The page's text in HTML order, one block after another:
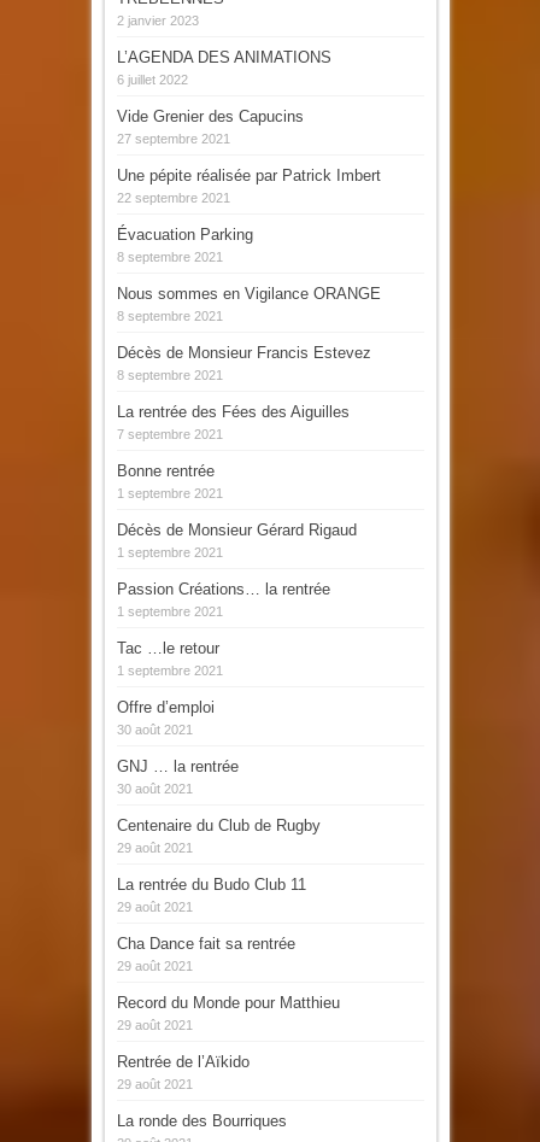
2 janvier 2023
L’AGENDA DES ANIMATIONS
6 juillet 2022
Vide Grenier des Capucins
27 septembre 2021
Une pépite réalisée par Patrick Imbert
22 septembre 2021
Évacuation Parking
8 septembre 2021
Nous sommes en Vigilance ORANGE
8 septembre 2021
Décès de Monsieur Francis Estevez
8 septembre 2021
La rentrée des Fées des Aiguilles
7 septembre 2021
Bonne rentrée
1 septembre 2021
Décès de Monsieur Gérard Rigaud
1 septembre 2021
Passion Créations… la rentrée
1 septembre 2021
Tac …le retour
1 septembre 2021
Offre d’emploi
30 août 2021
GNJ … la rentrée
30 août 2021
Centenaire du Club de Rugby
29 août 2021
La rentrée du Budo Club 11
29 août 2021
Cha Dance fait sa rentrée
29 août 2021
Record du Monde pour Matthieu
29 août 2021
Rentrée de l’Aïkido
29 août 2021
La ronde des Bourriques